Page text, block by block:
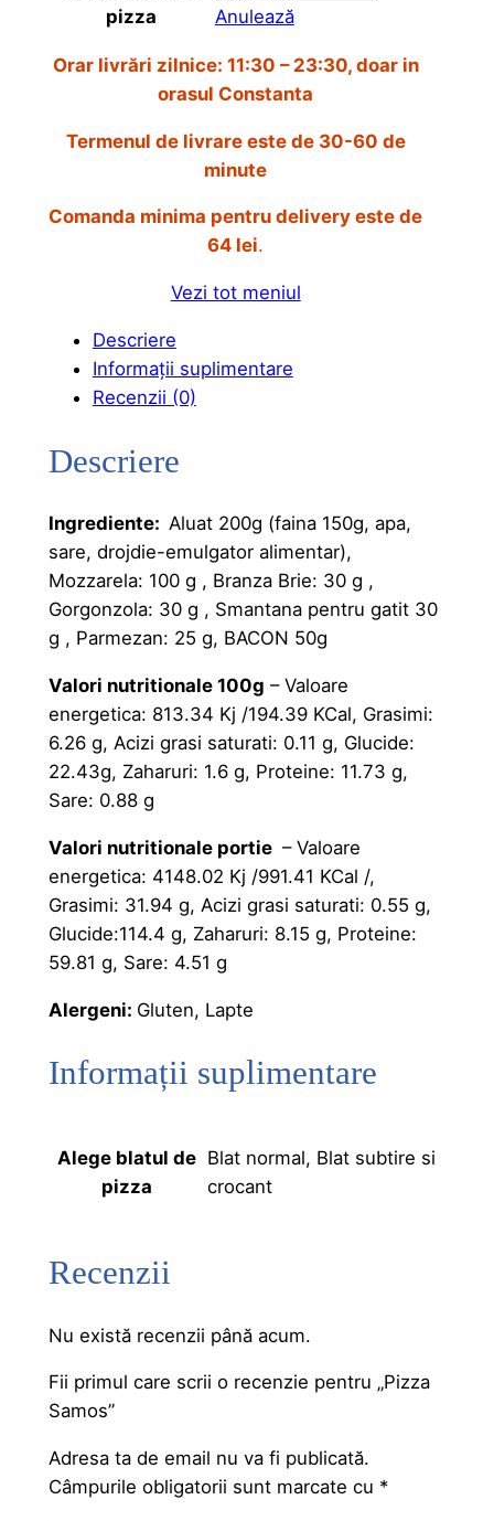
l
i
n
ț
a
l
a
f
t
:
5
2
,
0
0
e
i
.
u
l
c
u
e
t
s
4
6
,
0
0
l
.
pizza
Anulează
Orar livrări zilnice: 11:30 – 23:30, doar in
orasul Constanta
Termenul de livrare este de 30-60 de
minute
Comanda minima pentru delivery este de
64 lei.
Vezi tot meniul
Descriere
Informații suplimentare
Recenzii (0)
Descriere
Ingrediente: Aluat 200g (faina 150g, apa,
sare, drojdie-emulgator alimentar),
Mozzarela: 100 g , Branza Brie: 30 g ,
Gorgonzola: 30 g , Smantana pentru gatit 30
g , Parmezan: 25 g, BACON 50g
Valori nutritionale 100g – Valoare
energetica: 813.34 Kj /194.39 KCal, Grasimi:
6.26 g, Acizi grasi saturati: 0.11 g, Glucide:
22.43g, Zaharuri: 1.6 g, Proteine: 11.73 g,
Sare: 0.88 g
Valori nutritionale portie – Valoare
energetica: 4148.02 Kj /991.41 KCal /,
Grasimi: 31.94 g, Acizi grasi saturati: 0.55 g,
Glucide:114.4 g, Zaharuri: 8.15 g, Proteine:
59.81 g, Sare: 4.51 g
Alergeni: Gluten, Lapte
Informații suplimentare
Alege blatul de
pizza
Blat normal, Blat subtire si
crocant
Recenzii
Nu există recenzii până acum.
Fii primul care scrii o recenzie pentru „Pizza
Samos”
Adresa ta de email nu va fi publicată.
Câmpurile obligatorii sunt marcate cu *